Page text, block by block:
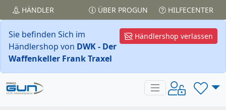
HÄNDLER ÜBER PROGUN HILFECENTER
Händlershop verlassen
Sie befinden Sich im
Händlershop von DWK - Der
Waffenkeller Frank Traxel